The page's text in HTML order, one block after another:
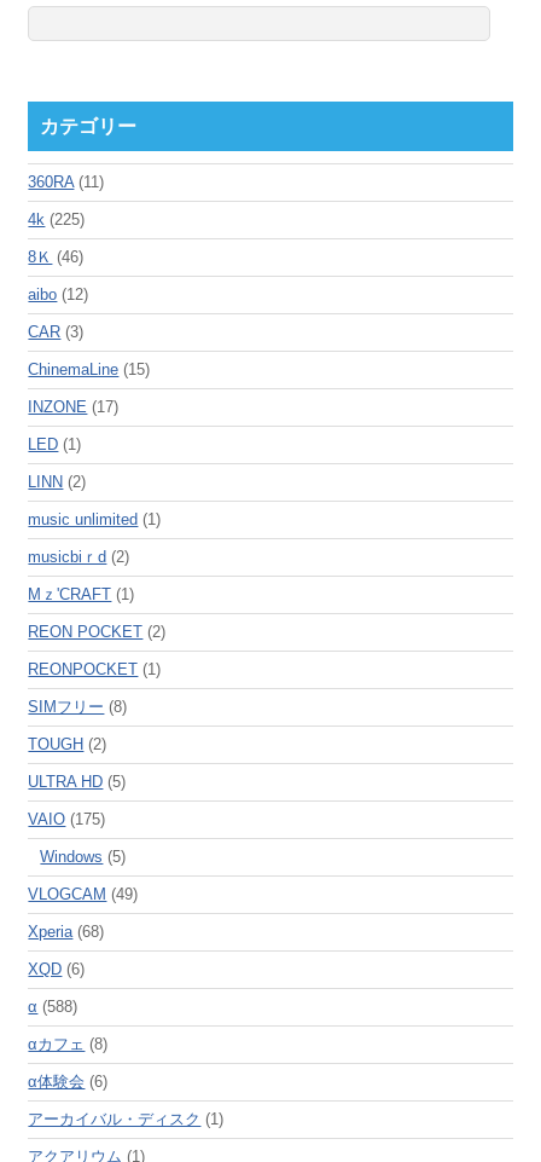
カテゴリー
360RA(11)
4k (225)
8Ｋ (46)
aibo (12)
CAR (3)
ChinemaLine (15)
INZONE (17)
LED (1)
LINN (2)
music unlimited (1)
musicbiｒd (2)
Mｚ'CRAFT (1)
REON POCKET (2)
REONPOCKET (1)
SIMフリー (8)
TOUGH (2)
ULTRA HD (5)
VAIO (175)
Windows (5)
VLOGCAM (49)
Xperia(68)
XQD (6)
α (588)
αカフェ (8)
α体験会 (6)
アーカイバル・ディスク (1)
アクアリウム (1)